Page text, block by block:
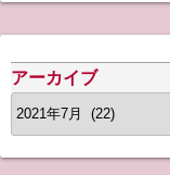
アーカイブ
ア
ー
カ